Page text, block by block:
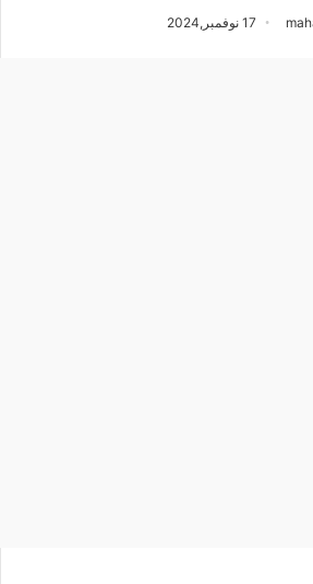
17 نوفمبر,2024